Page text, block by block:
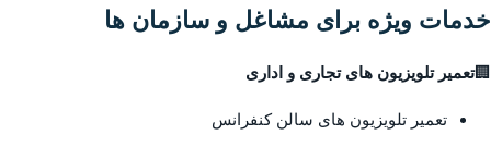
خدمات ویژه برای مشاغل و سازمان ها
🏢تعمیر تلویزیون های تجاری و اداری
تعمیر تلویزیون های سالن کنفرانس